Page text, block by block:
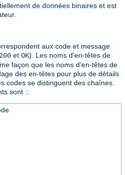
de données binaires et est
aux code et message
200 et OK). Les noms d'en-têtes de
façon que les noms d'en-têtes de
des en-têtes pour plus de détails
codes se distinguent des chaînes.
sont ::